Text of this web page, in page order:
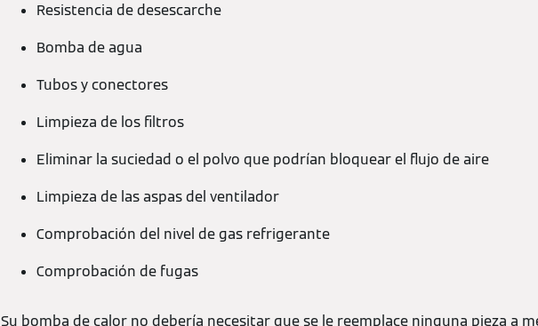
Resistencia de desescarche
Bomba de agua
Tubos y conectores
Limpieza de los filtros
Eliminar la suciedad o el polvo que podrían bloquear el flujo de aire
Limpieza de las aspas del ventilador
Comprobación del nivel de gas refrigerante
Comprobación de fugas
Su bomba de calor no debería necesitar que se le reemplace ninguna pieza a